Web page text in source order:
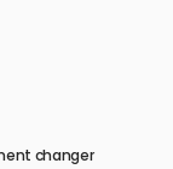
changer